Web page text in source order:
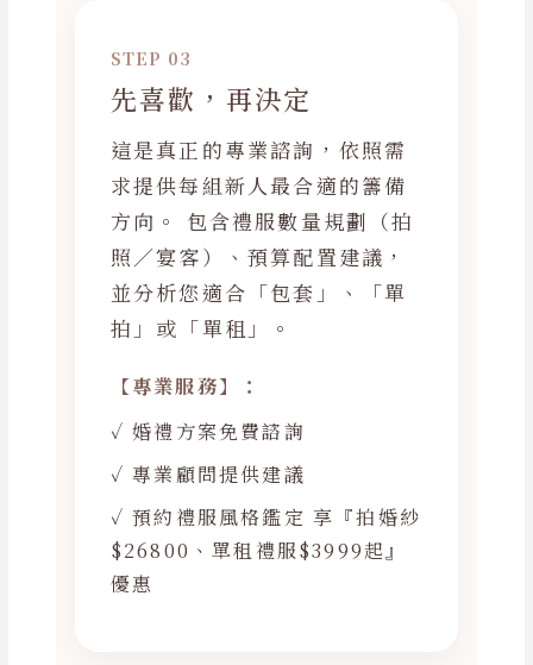
STEP 03
先喜歡，再決定
這是真正的專業諮詢，依照需
求提供每組新人最合適的籌備
方向。 包含禮服數量規劃（拍
照／宴客）、預算配置建議，
並分析您適合「包套」、「單
拍」或「單租」。
【專業服務】：
✓ 婚禮方案免費諮詢
✓ 專業顧問提供建議
✓ 預約禮服風格鑑定 享『拍婚紗
$26800、單租禮服$3999起』
優惠